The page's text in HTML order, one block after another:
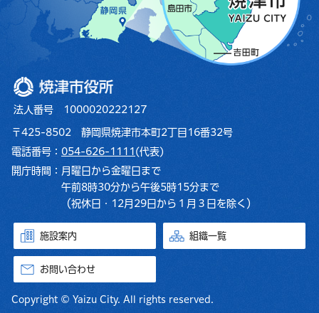
焼津市役所
法人番号 1000020222127
〒425-8502 静岡県焼津市本町2丁目16番32号
電話番号： 054-626-1111 (代表)
開庁時間： 月曜日から金曜日まで
午前8時30分から午後5時15分まで
（祝休日・12月29日から１月３日を除く）
施設案内 組織一覧
お問い合わせ
Copyright © Yaizu City. All rights reserved.